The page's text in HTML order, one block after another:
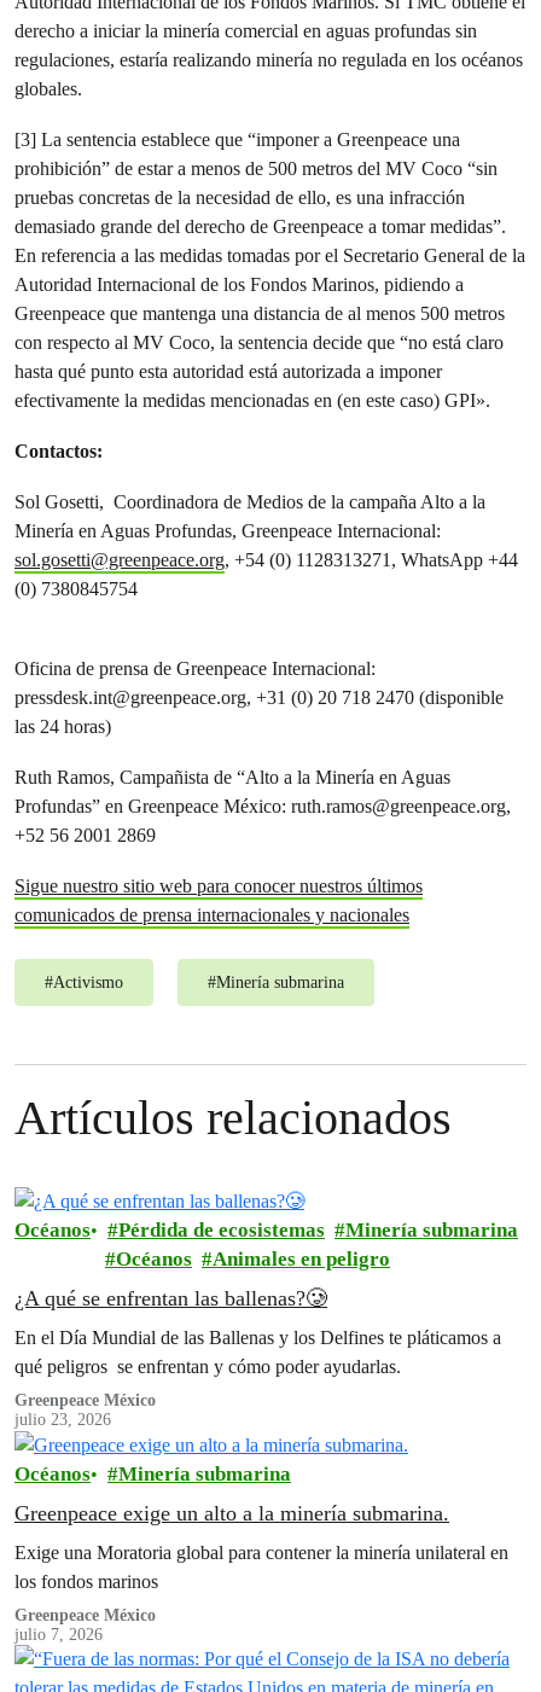
derecho a iniciar la minería comercial en aguas profundas sin
regulaciones, estaría realizando minería no regulada en los océanos
globales.
[3] La sentencia establece que “imponer a Greenpeace una
prohibición” de estar a menos de 500 metros del MV Coco “sin
pruebas concretas de la necesidad de ello, es una infracción
demasiado grande del derecho de Greenpeace a tomar medidas”.
En referencia a las medidas tomadas por el Secretario General de la
Autoridad Internacional de los Fondos Marinos, pidiendo a
Greenpeace que mantenga una distancia de al menos 500 metros
con respecto al MV Coco, la sentencia decide que “no está claro
hasta qué punto esta autoridad está autorizada a imponer
efectivamente la medidas mencionadas en (en este caso) GPI».
Contactos:
Sol Gosetti, Coordinadora de Medios de la campaña Alto a la
Minería en Aguas Profundas, Greenpeace Internacional:
sol.gosetti@greenpeace.org, +54 (0) 1128313271, WhatsApp +44
(0) 7380845754
Oficina de prensa de Greenpeace Internacional:
pressdesk.int@greenpeace.org, +31 (0) 20 718 2470 (disponible
las 24 horas)
Ruth Ramos, Campañista de “Alto a la Minería en Aguas
Profundas” en Greenpeace México: ruth.ramos@greenpeace.org,
+52 56 2001 2869
Sigue nuestro sitio web para conocer nuestros últimos
comunicados de prensa internacionales y nacionales
#Activismo #Minería submarina
Artículos relacionados
Océanos Pérdida de ecosistemas
Minería submarina
Océanos
Animales en peligro
¿A qué se enfrentan las ballenas?🥲
En el Día Mundial de las Ballenas y los Delfines te pláticamos a
qué peligros se enfrentan y cómo poder ayudarlas.
Greenpeace México
julio 23, 2026
Océanos Minería submarina
Greenpeace exige un alto a la minería submarina.
Exige una Moratoria global para contener la minería unilateral en
los fondos marinos
Greenpeace México
julio 7, 2026